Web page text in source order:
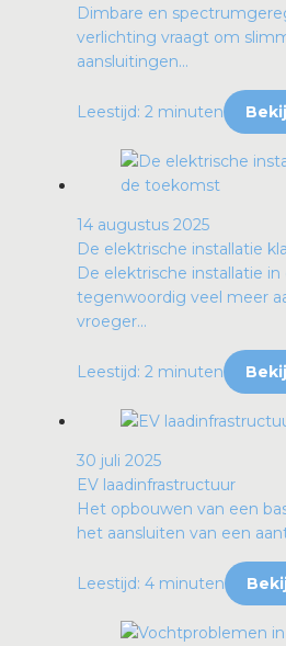
Dimbare en
verlichting vraagt om
aansluitingen...
Leestijd: 2 minuten
14 augustus 2025
De elektrische installatie
De elektrische installatie
tegenwoordig veel meer
vroeger...
Leestijd: 2 minuten
30 juli 2025
EV laadinfrastructuur
Het opbouwen van een
het aansluiten van een
Leestijd: 4 minuten